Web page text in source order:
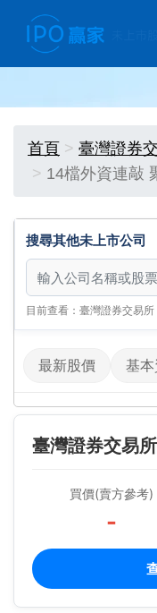
首頁 臺灣證券
14檔外資連敲
搜尋其他未上市公司
搜尋其他未上市公司
目前查看：臺灣證券交易
最新股價 基
臺灣證券交易所
買價(賣方參考)
-